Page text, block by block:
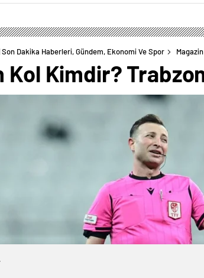
Son Dakika Haberleri, Gündem, Ekonomi Ve Spor Magazin
Kol Kimdir?